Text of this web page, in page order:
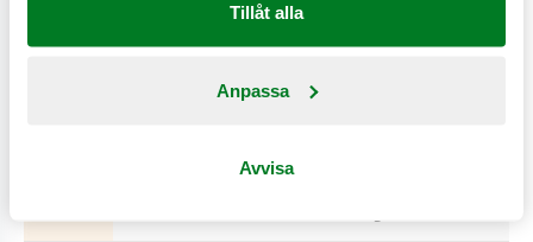
Tillåt alla
Anpassa
Avvisa
avsluta med toppbrödet.
Hitta till oss